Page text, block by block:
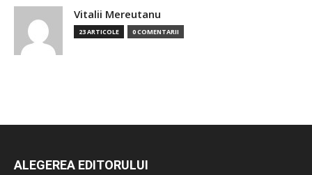
Vitalii Mereutanu
23 ARTICOLE 0 COMENTARII
ALEGEREA EDITORULUI